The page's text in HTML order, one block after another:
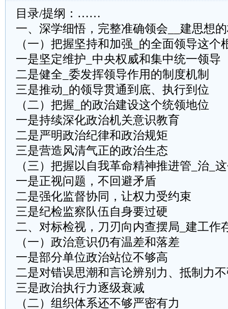
目录/提纲：……
一、深学细悟，完整准确领会__建思想
（一）把握坚持和加强_的全面领导这个
一是坚定维护_中央权威和集中统一领导
二是健全_委发挥领导作用的制度机制
三是推动_的领导贯通到底、执行到位
（二）把握_的政治建设这个统领地位
一是持续深化政治机关意识教育
二是严明政治纪律和政治规矩
三是营造风清气正的政治生态
（三）把握以自我革命精神推进管_治_
一是正视问题，不回避矛盾
二是强化监督协同，让权力受约束
三是纪检监察队伍自身要过硬
二、对标检视，刀刃向内查摆局_建工作
（一）政治意识仍有温差和落差
一是部分单位政治站位不够高
二是对错误思潮和言论辨别力、抵制力
三是政治执行力逐级衰减
（二）组织体系还不够严密有力